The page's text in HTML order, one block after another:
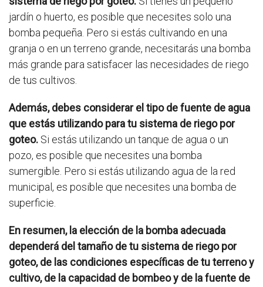
jardín o huerto, es posible que necesites solo una
bomba pequeña. Pero si estás cultivando en una
granja o en un terreno grande, necesitarás una bomba
más grande para satisfacer las necesidades de riego
de tus cultivos.
Además, debes considerar el tipo de fuente de agua
que estás utilizando para tu sistema de riego por
goteo. Si estás utilizando un tanque de agua o un
pozo, es posible que necesites una bomba
sumergible. Pero si estás utilizando agua de la red
municipal, es posible que necesites una bomba de
superficie.
En resumen, la elección de la bomba adecuada
dependerá del tamaño de tu sistema de riego por
goteo, de las condiciones específicas de tu terreno y
cultivo, de la capacidad de bombeo y de la fuente de